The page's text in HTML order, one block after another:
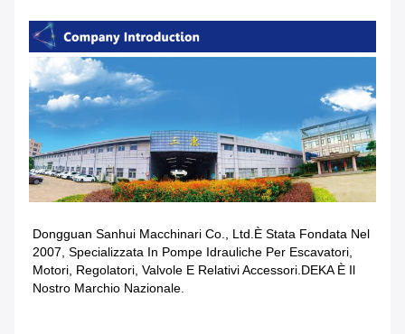
Dongguan Sanhui Macchinari Co., Ltd.è Stata Fondata Nel
2007, Specializzata In Pompe Idrauliche Per Escavatori,
Motori, Regolatori, Valvole E Relativi Accessori.DEKA È Il
Nostro Marchio Nazionale.